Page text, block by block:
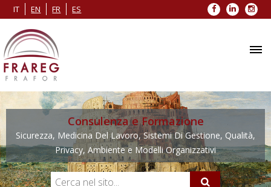
IT EN FR ES Facebook
LinkedIn
Consulenza e Formazione
Sicurezza, Medicina Del Lavoro, Sistemi Di Gestione, Qualità,
Privacy, Ambiente e Modelli Organizzativi